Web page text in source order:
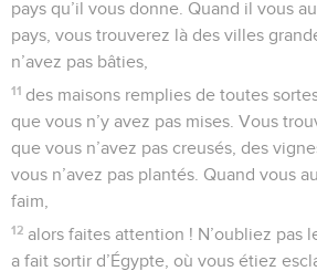
pays qu’il vous donne. Quand il vous
pays, vous trouverez là des villes
n’avez pas bâties,
11 des maisons remplies de toutes
que vous n’y avez pas mises. Vous
que vous n’avez pas creusés, des
vous n’avez pas plantés. Quand vous
faim,
12 alors faites attention ! N’oubliez pas
a fait sortir d’Égypte, où vous étiez